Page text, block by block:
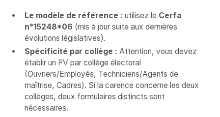
Le modèle de référence : utilisez le Cerfa
n°15248*06 (mis à jour suite aux dernières
évolutions législatives).
Spécificité par collège : Attention, vous devez
établir un PV par collège électoral
(Ouvriers/Employés, Techniciens/Agents de
maîtrise, Cadres). Si la carence concerne les deux
collèges, deux formulaires distincts sont
nécessaires.